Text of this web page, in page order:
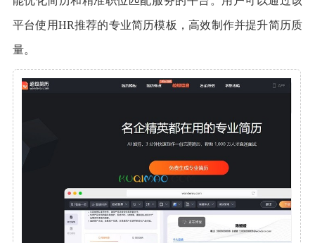
平台使用HR推荐的专业简历模板，高效制作并提升简历质
量。